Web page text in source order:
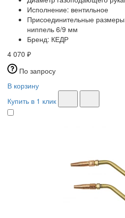
Исполнение: вентильное
Присоединительные
ниппель 6/9 мм
Бренд: КЕДР
4 070 ₽
По запросу
В корзину
Купить в 1 клик